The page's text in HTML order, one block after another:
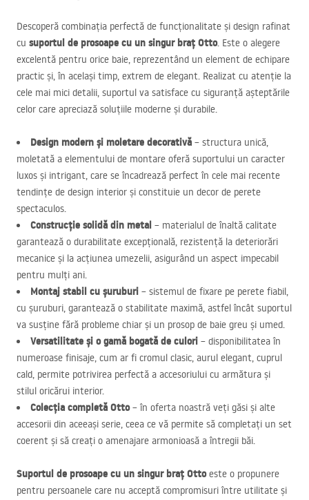
Descoperă combinația perfectă de funcționalitate și design rafinat
cu suportul de prosoape cu un singur braț Otto. Este o alegere
excelentă pentru orice baie, reprezentând un element de echipare
practic și, în același timp, extrem de elegant. Realizat cu atenție la
cele mai mici detalii, suportul va satisface cu siguranță așteptările
celor care apreciază soluțiile moderne și durabile.
Design modern și moletare decorativă – structura unică,
moletată a elementului de montare oferă suportului un caracter
luxos și intrigant, care se încadrează perfect în cele mai recente
tendințe de design interior și constituie un decor de perete
spectaculos.
Construcție solidă din metal – materialul de înaltă calitate
garantează o durabilitate excepțională, rezistență la deteriorări
mecanice și la acțiunea umezelii, asigurând un aspect impecabil
pentru mulți ani.
Montaj stabil cu șuruburi – sistemul de fixare pe perete fiabil,
cu șuruburi, garantează o stabilitate maximă, astfel încât suportul
va susține fără probleme chiar și un prosop de baie greu și umed.
Versatilitate și o gamă bogată de culori – disponibilitatea în
numeroase finisaje, cum ar fi cromul clasic, aurul elegant, cuprul
cald, permite potrivirea perfectă a accesoriului cu armătura și
stilul oricărui interior.
Colecția completă Otto– în oferta noastră veți găsi și alte
accesorii din aceeași serie, ceea ce vă permite să completați un set
coerent și să creați o amenajare armonioasă a întregii băi.
Suportul de prosoape cu un singur braț Ottoeste o propunere
pentru persoanele care nu acceptă compromisuri între utilitate și